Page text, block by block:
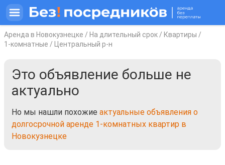
Аренда в Новокузнецке / На длительный срок / Квартиры /
1-комнатные / Центральный р-н
Это объявление больше не
актуально
Но мы нашли похожие актуальные объявления о
долгосрочной аренде 1-комнатных квартир в
Новокузнецке